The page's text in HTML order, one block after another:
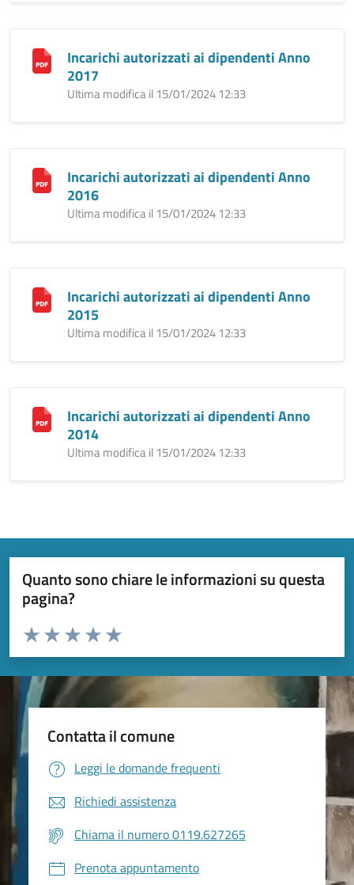
Incarichi autorizzati ai dipendenti Anno
2017
Ultima modifica il 15/01/2024 12:33
Incarichi autorizzati ai dipendenti Anno
2016
Ultima modifica il 15/01/2024 12:33
Incarichi autorizzati ai dipendenti Anno
2015
Ultima modifica il 15/01/2024 12:33
Incarichi autorizzati ai dipendenti Anno
2014
Ultima modifica il 15/01/2024 12:33
Quanto sono chiare le informazioni su questa
pagina?
Valuta da 1 a 5 stelle la pagina
Valuta 5 stelle su 5
Valuta 4 stelle su 5
Valuta 3 stelle su 5
Valuta 2 stelle su 5
Valuta 1 stelle su 5
Contatta il comune
Leggi le domande frequenti
Richiedi assistenza
Chiama il numero 0119.627265
Prenota appuntamento